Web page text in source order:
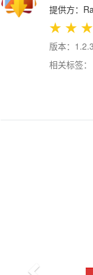
提供方：
★ ★ ★
版本：1.2.3
相关标签：